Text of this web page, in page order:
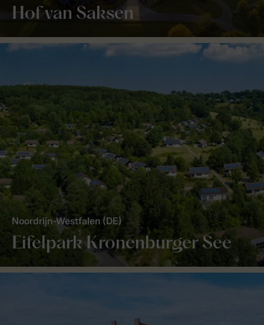
Hof van Saksen
Eifelpark Kronenburger See
Noordrijn-Westfalen (DE)